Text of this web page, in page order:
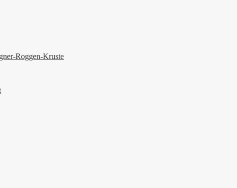
Roggen-Kruste